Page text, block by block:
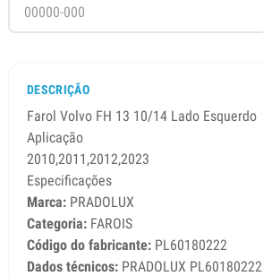
DESCRIÇÃO
Farol Volvo FH 13 10/14 Lado Esquerdo
Aplicação
2010,2011,2012,2023
Especificações
Marca: PRADOLUX
Categoria: FAROIS
Código do fabricante: PL60180222
Dados técnicos: PRADOLUX PL60180222